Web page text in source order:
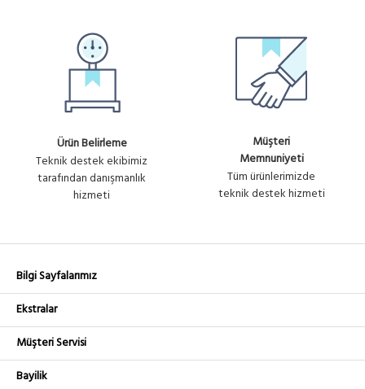
Ürün Belirleme
Teknik destek ekibimiz
tarafından danışmanlık
hizmeti
Müşteri
Memnuniyeti
Tüm ürünlerimizde
teknik destek hizmeti
Bilgi Sayfalarımız
Ekstralar
Müşteri Servisi
Bayilik